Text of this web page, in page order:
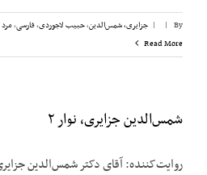
By
|
| جزایری، شمس‌الدین,حبیب لاجوردی,فارسی,مرد
Read More
شمس‌الدین جزایری، نوار ۲